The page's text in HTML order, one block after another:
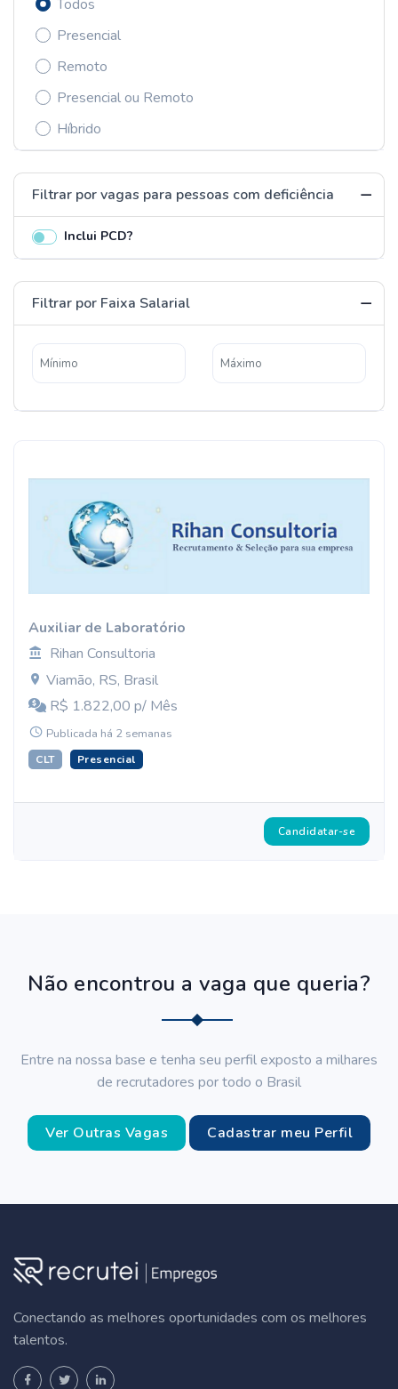
Todos
Presencial
Remoto
Presencial ou Remoto
Híbrido
Filtrar por vagas para pessoas com deficiência
Inclui PCD?
Filtrar por Faixa Salarial
Auxiliar de Laboratório
Rihan Consultoria
Viamão, RS, Brasil
R$ 1.822,00 p/ Mês
Publicada há 2 semanas
CLT Presencial
Candidatar-se
Não encontrou a vaga que queria?
Entre na nossa base e tenha seu perfil exposto a milhares
de recrutadores por todo o Brasil
Ver Outras Vagas Cadastrar meu Perfil
Conectando as melhores oportunidades com os melhores
talentos.